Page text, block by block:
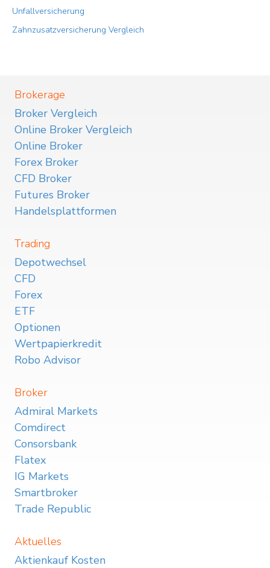
Unfallversicherung
Zahnzusatzversicherung Vergleich
Brokerage
Broker Vergleich
Online Broker Vergleich
Online Broker
Forex Broker
CFD Broker
Futures Broker
Handelsplattformen
Trading
Depotwechsel
CFD
Forex
ETF
Optionen
Wertpapierkredit
Robo Advisor
Broker
Admiral Markets
Comdirect
Consorsbank
Flatex
IG Markets
Smartbroker
Trade Republic
Aktuelles
Aktienkauf Kosten